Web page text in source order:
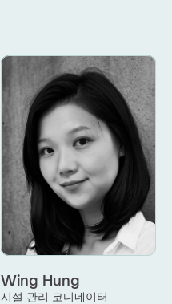
Wing Hung
시설 관리 코디네이터